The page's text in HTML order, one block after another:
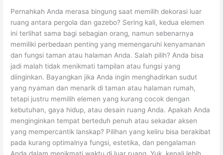
Pernahkah Anda merasa bingung saat memilih dekorasi luar
ruang antara pergola dan gazebo? Sering kali, kedua elemen
ini terlihat sama bagi sebagian orang, namun sebenarnya
memiliki perbedaan penting yang memengaruhi kenyamanan
dan fungsi taman atau halaman Anda. Salah pilih? Anda bisa
jadi malah tidak menikmati tampilan atau fungsi yang
diinginkan. Bayangkan jika Anda ingin menghadirkan sudut
yang nyaman dan menarik di taman atau halaman rumah,
tetapi justru memilih elemen yang kurang cocok dengan
kebutuhan, gaya hidup, atau desain ruang Anda. Apakah Anda
menginginkan tempat berteduh penuh atau sekadar aksen
yang mempercantik lanskap? Pilihan yang keliru bisa berakibat
pada kurang optimalnya fungsi, estetika, dan pengalaman
Anda dalam menikmati waktu di luar ruang. Yuk, kenali lebih